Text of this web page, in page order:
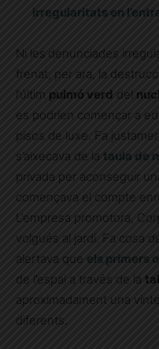
irregularitats en
Ni les denunciades
frenat, per ara, la
l’últim pulmó verd del
es podrien començar a
pisos de luxe. Fa
s’aixecava de la taula de
privada per aconseguir
començava el compte
L’empresa promotora,
volgués al jardí. Fa cosa
alertava que els primers
de l’espai a través de la
aproximadament una
diferents.